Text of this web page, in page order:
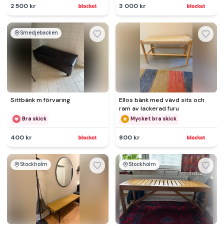
2 500 kr 3 000 kr
Smedjebacken
Sittbänk m förvaring
Bra skick
400 kr
Ellos bänk med vävd sits och
ram av lackerad furu
Mycket bra skick
800 kr
Stockholm Stockholm